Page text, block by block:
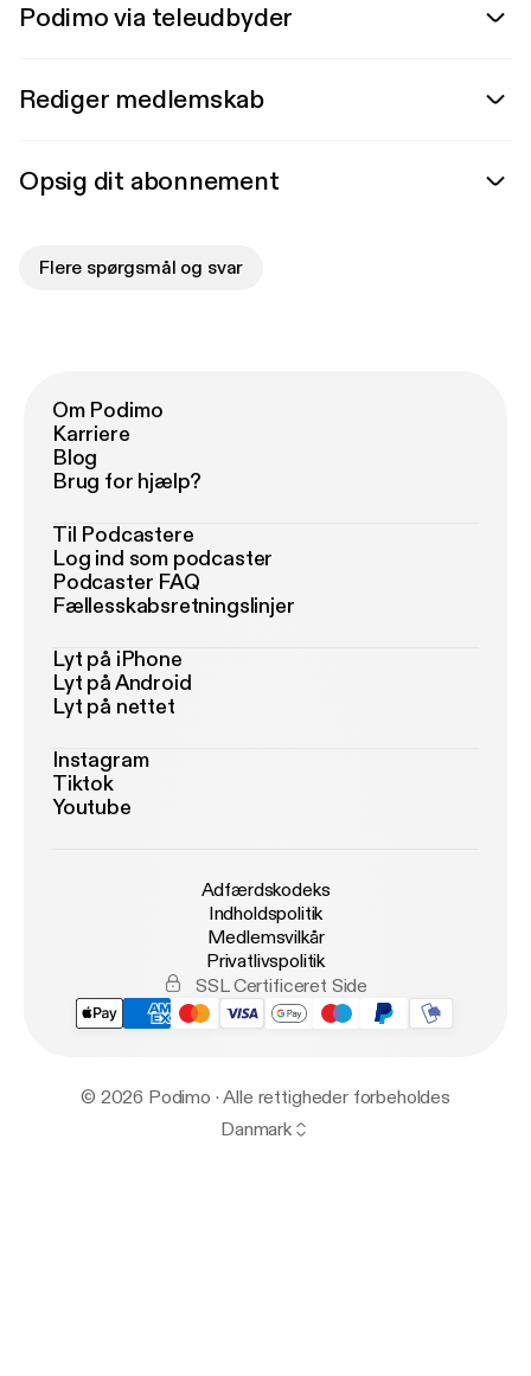
Podimo via teleudbyder
Rediger medlemskab
Opsig dit abonnement
Flere spørgsmål og svar
Om Podimo
Karriere
Blog
Brug for hjælp?
Til Podcastere
Log ind som podcaster
Podcaster FAQ
Fællesskabsretningslinjer
Lyt på iPhone
Lyt på Android
Lyt på nettet
Instagram
Tiktok
Youtube
Adfærdskodeks
Indholdspolitik
Medlemsvilkår
Privatlivspolitik
SSL Certificeret Side
© 2026 Podimo · Alle rettigheder forbeholdes
Danmark